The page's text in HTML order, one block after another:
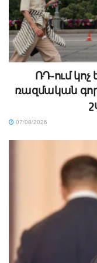
ՌԴ-ում
ռազմական
07/08/2026